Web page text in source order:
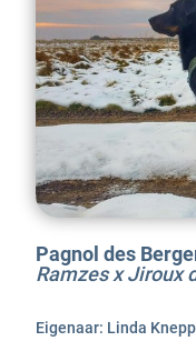
Pagnol des
Ramzes x Jiroux
Eigenaar: Linda